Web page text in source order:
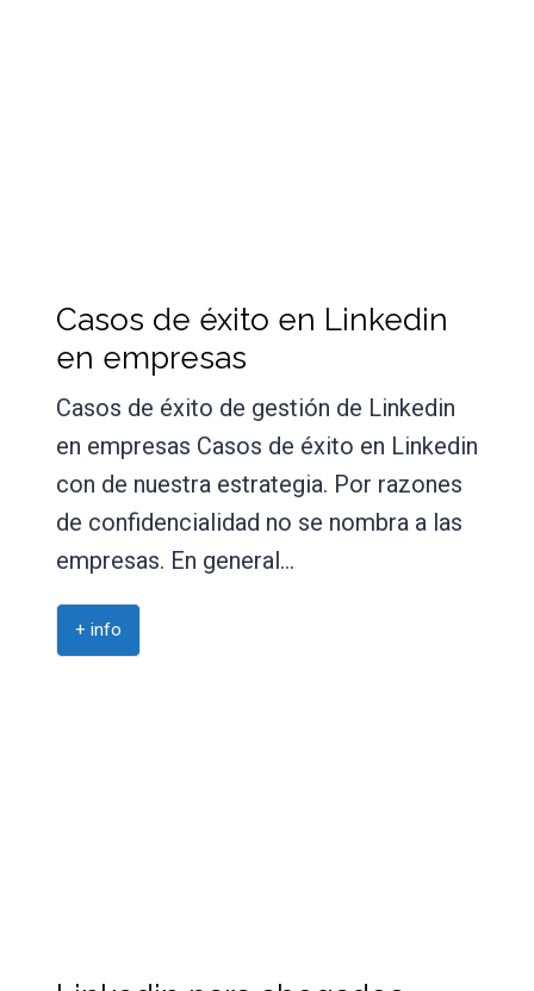
Casos de éxito en Linkedin
en empresas
Casos de éxito de gestión de Linkedin
en empresas Casos de éxito en Linkedin
con de nuestra estrategia. Por razones
de confidencialidad no se nombra a las
empresas. En general…
+ info